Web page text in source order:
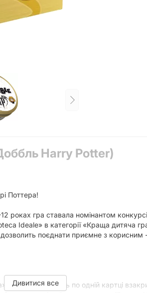
Harry Potter)
Поттера!
гра ставала номінантом
Ideale» в категорії «Краща дитяча
поєднати приємне з
отримують по одній картці
Дивитися все